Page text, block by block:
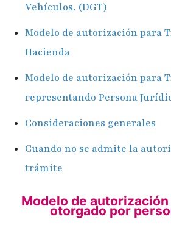
Vehículos. (DGT)
Modelo de autorización para
Hacienda
Modelo de autorización para
representando Persona
Consideraciones generales
Cuando no se admite la
trámite
Modelo de autorización para Trámite
otorgado por